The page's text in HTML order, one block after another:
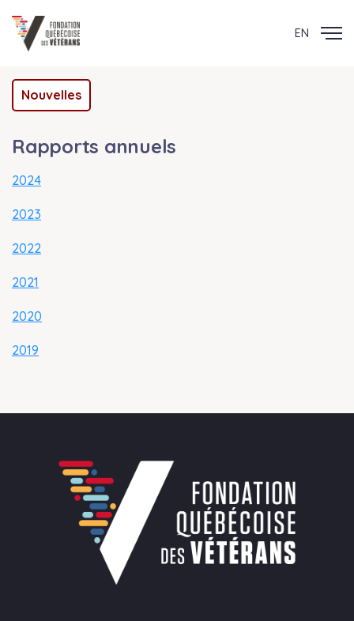
EN
Nouvelles
Rapports annuels
2024
2023
2022
2021
2020
2019